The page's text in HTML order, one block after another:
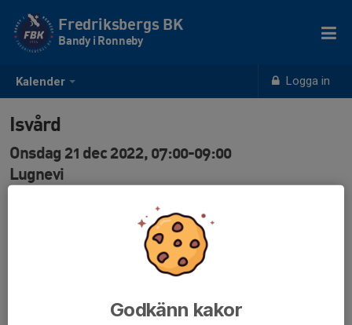
Kalender Logga in
Fredriksbergs BK
Bandy i Ronneby
Isvård
Onsdag 21 dec 2022, 07:00-09:00
Lugnevi
Godkänn kakor